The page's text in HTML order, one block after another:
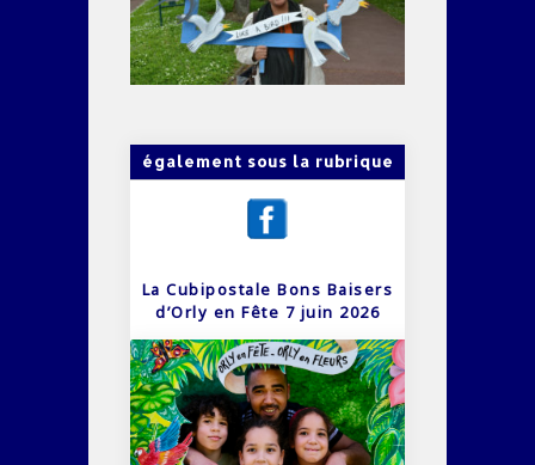
également sous la rubrique
La Cubipostale Bons Baisers
d’Orly en Fête 7 juin 2026